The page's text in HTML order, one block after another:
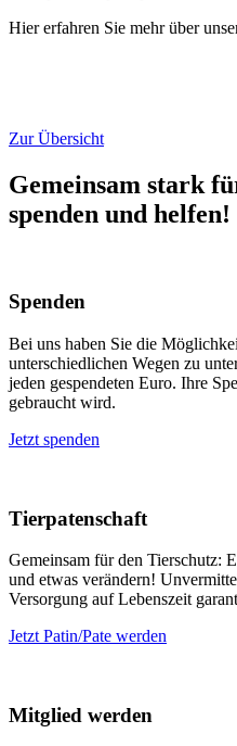
Hier erfahren Sie mehr über
Zur Übersicht
Gemeinsam stark
spenden und helfen!
Spenden
Bei uns haben Sie die
unterschiedlichen Wegen zu
jeden gespendeten Euro. Ihre
gebraucht wird.
Jetzt spenden
Tierpatenschaft
Gemeinsam für den Tierschutz:
und etwas verändern!
Versorgung auf Lebenszeit
Jetzt Patin/Pate werden
Mitglied werden